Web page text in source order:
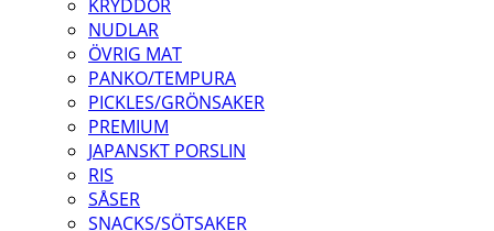
KRYDDOR
NUDLAR
ÖVRIG MAT
PANKO/TEMPURA
PICKLES/GRÖNSAKER
PREMIUM
JAPANSKT PORSLIN
RIS
SÅSER
SNACKS/SÖTSAKER